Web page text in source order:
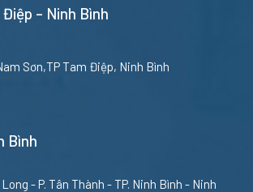
– Ninh Bình
Sơn,TP Tam Điệp, Ninh Bình
Bình
- P. Tân Thành - TP. Ninh Bình - Ninh